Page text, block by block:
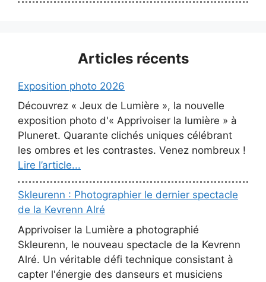
Articles récents
Exposition photo 2026
Découvrez « Jeux de Lumière », la nouvelle
exposition photo d'« Apprivoiser la lumière » à
Pluneret. Quarante clichés uniques célébrant
les ombres et les contrastes. Venez nombreux !
Lire l’article...
Skleurenn : Photographier le dernier spectacle
de la Kevrenn Alré
Apprivoiser la Lumière a photographié
Skleurenn, le nouveau spectacle de la Kevrenn
Alré. Un véritable défi technique consistant à
capter l'énergie des danseurs et musiciens